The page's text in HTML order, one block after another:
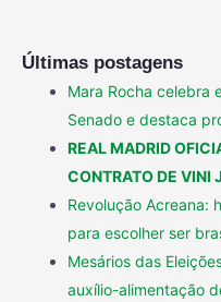
Últimas postagens
Mara Rocha celebra
Senado e destaca
REAL MADRID
CONTRATO DE VINI
Revolução Acreana:
para escolher ser
Mesários das
auxílio-alimentação